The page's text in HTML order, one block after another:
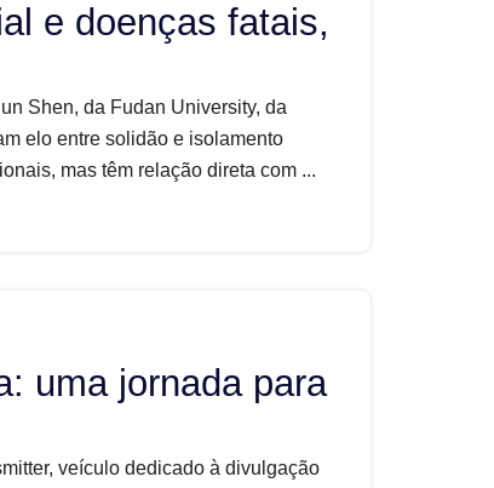
e doenças fatais,
Shen, da Fudan University, da
elo entre solidão e isolamento
mas têm relação direta com ...
uma jornada para
veículo dedicado à divulgação